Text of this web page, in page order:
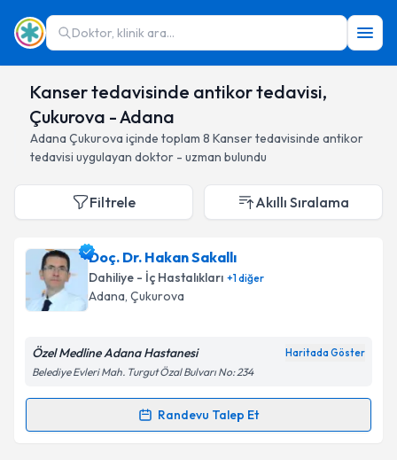
Doktor, klinik ara...
Kanser tedavisinde antikor tedavisi,
Çukurova - Adana
Adana Çukurova içinde toplam 8 Kanser tedavisinde antikor
tedavisi uygulayan doktor - uzman bulundu
Filtrele Akıllı Sıralama
Doç. Dr. Hakan Sakallı
Dahiliye - İç Hastalıkları +1diğer
Adana, Çukurova
Özel Medline Adana Hastanesi Haritada Göster
Belediye Evleri Mah. Turgut Özal Bulvarı No: 234
Randevu Talep Et
Randevu Takvimi Talebi